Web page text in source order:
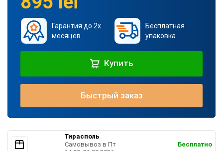
Гарантия до 2х
месяцев
Бесплатная
упаковка
Купить
Быстрый заказ
Тирасполь
Самовывоз в Пт
Бесплатно